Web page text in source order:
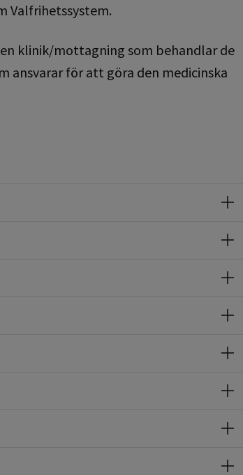
Valfrihetssystem.
klinik/mottagning som behandlar de
ansvarar för att göra den medicinska